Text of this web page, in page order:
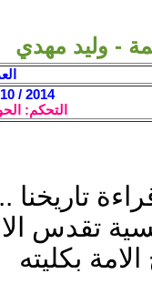
- وليد مهدي
2014 / 10 / 6 - 08:48
التحكم:
تاريخنا ..
تقدس
بكليته